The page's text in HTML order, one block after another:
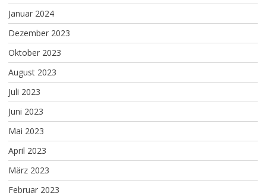
Januar 2024
Dezember 2023
Oktober 2023
August 2023
Juli 2023
Juni 2023
Mai 2023
April 2023
März 2023
Februar 2023